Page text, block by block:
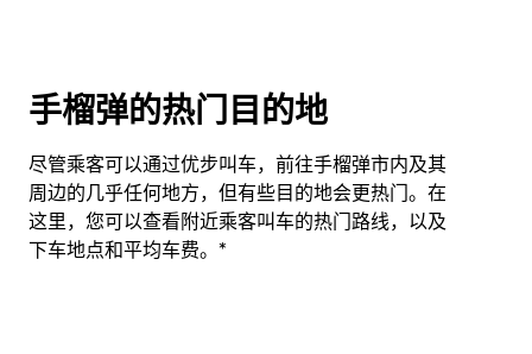
手榴弹的热门目的地
尽管乘客可以通过优步叫车，前往手榴弹市内及其
周边的几乎任何地方，但有些目的地会更热门。在
这里，您可以查看附近乘客叫车的热门路线，以及
下车地点和平均车费。*